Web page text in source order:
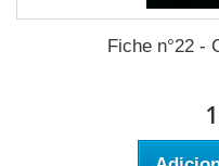
Fiche n°22 -